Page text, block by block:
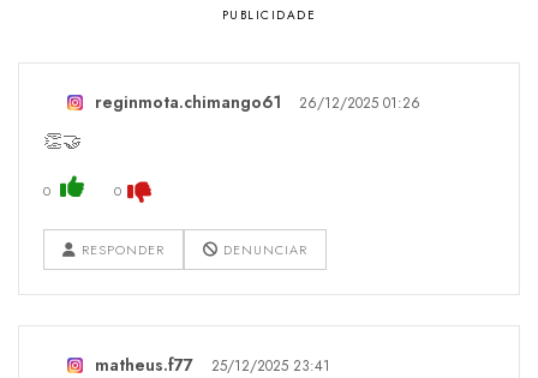
reginmota.chimango61 26/12/2025 01:26
👏🤝
0 0
RESPONDER DENUNCIAR
matheus.f77 25/12/2025 23:41